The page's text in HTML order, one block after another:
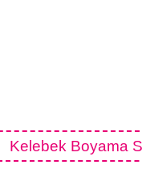
Kelebek Boyama